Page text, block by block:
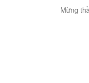
Mừng